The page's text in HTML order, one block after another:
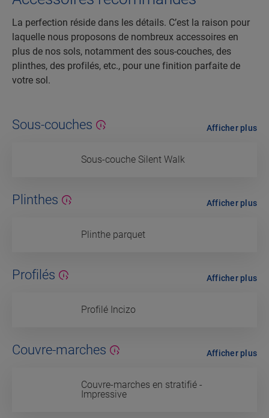
La perfection réside dans les détails. C’est la raison pour
laquelle nous proposons de nombreux accessoires en
plus de nos sols, notamment des sous-couches, des
plinthes, des profilés, etc., pour une finition parfaite de
votre sol.
Sous-couches
Sous-couche Silent Walk
Afficher plus
Plinthes
Plinthe parquet
Afficher plus
Profilés
Profilé Incizo
Afficher plus
Couvre-marches
Couvre-marches en stratifié -
Impressive
Afficher plus